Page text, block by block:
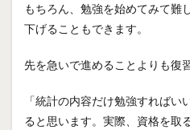
もちろん、勉強を始めてみて難
下げることもできます。
先を急いで進めることよりも復
「統計の内容だけ勉強すれば
ると思います。実際、資格を取